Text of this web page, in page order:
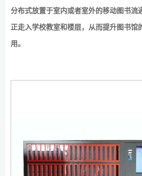
分布式放置于室内或者室外的移动图书
正走入学校教室和楼层，从而提升图书
用。